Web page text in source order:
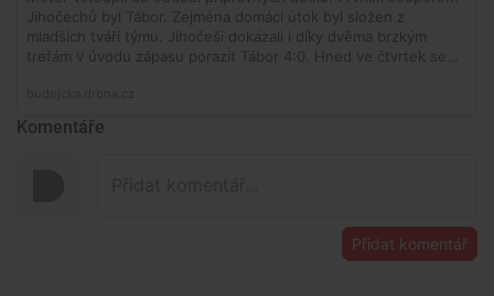
Komentáře
Přidat komentář